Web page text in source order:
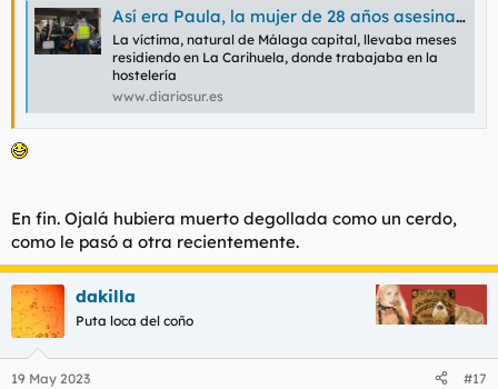
Así era Paula, la mujer de 28 años asesinada por su expareja en Torremolinos | Diario Sur
La víctima, natural de Málaga capital, llevaba meses
residiendo en La Carihuela, donde trabajaba en la
hostelería
www.diariosur.es
En fin. Ojalá hubiera muerto degollada como un cerdo,
como le pasó a otra recientemente.
dakilla
Puta loca del coño
19 May 2023 #17